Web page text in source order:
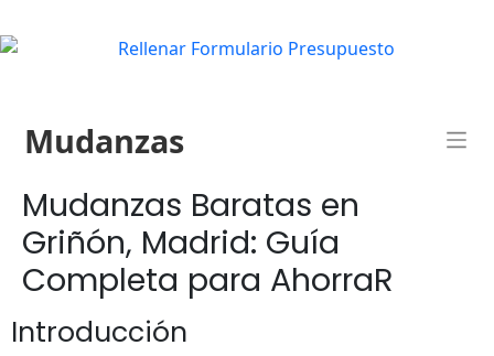
Mudanzas
Mudanzas Baratas en
Griñón, Madrid: Guía
Completa para AhorraR
Introducción